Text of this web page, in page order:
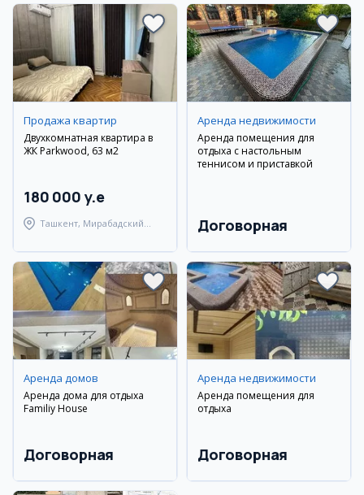
Продажа квартир
Двухкомнатная квартира в
ЖК Parkwood, 63 м2
180 000 y.e
Ташкент, Мирабадский
Аренда недвижимости
Аренда помещения для
отдыха с настольным
теннисом и приставкой
Договорная
Аренда домов
Аренда дома для отдыха
Familiy House
Договорная
Аренда недвижимости
Аренда помещения для
отдыха
Договорная